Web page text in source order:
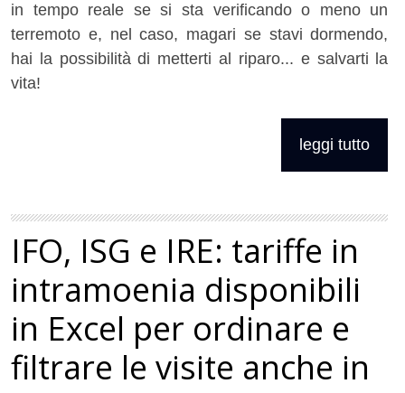
in tempo reale se si sta verificando o meno un
terremoto e, nel caso, magari se stavi dormendo,
hai la possibilità di metterti al riparo... e salvarti la
vita!
leggi tutto
IFO, ISG e IRE: tariffe in
intramoenia disponibili
in Excel per ordinare e
filtrare le visite anche in